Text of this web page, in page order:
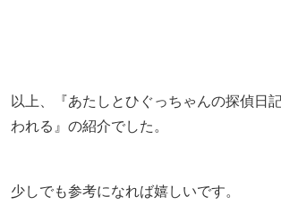
以上、『あたしとひぐっちゃんの探偵日
われる』の紹介でした。
少しでも参考になれば嬉しいです。